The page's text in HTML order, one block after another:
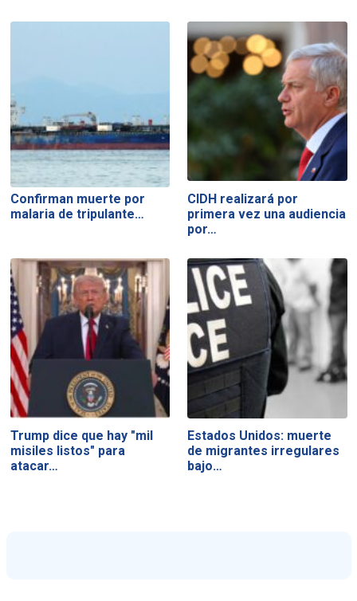
Confirman muerte por
malaria de tripulante…
CIDH realizará por
primera vez una audiencia
por…
Trump dice que hay "mil
misiles listos" para
atacar…
Estados Unidos: muerte
de migrantes irregulares
bajo…